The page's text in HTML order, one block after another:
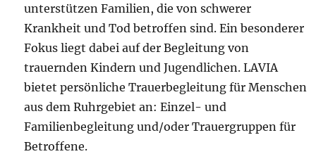
unterstützen Familien, die von schwerer
Krankheit und Tod betroffen sind. Ein besonderer
Fokus liegt dabei auf der Begleitung von
trauernden Kindern und Jugendlichen. LAVIA
bietet persönliche Trauerbegleitung für Menschen
aus dem Ruhrgebiet an: Einzel- und
Familienbegleitung und/oder Trauergruppen für
Betroffene.